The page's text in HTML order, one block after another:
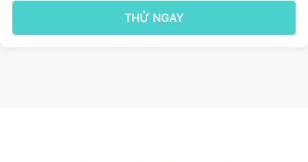
THỬ NGAY